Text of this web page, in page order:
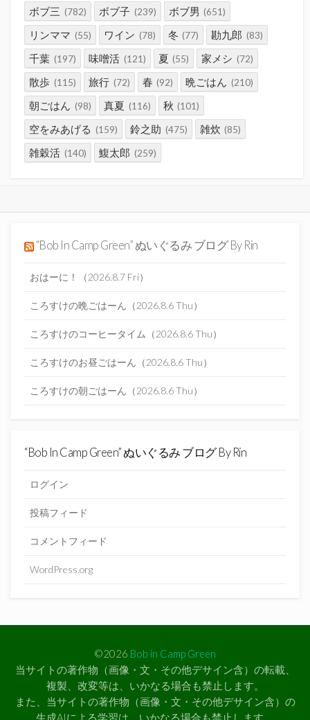
ボブ三 (782) ボブ子 (239) ボブ男 (651)
リンママ (55) ワイン (78) 冬 (77) 勘九郎 (83)
千葉 (197) 味噌活 (121) 夏 (55) 家メシ (72)
散歩 (115) 旅行 (72) 春 (92) 晩ごはん (210)
朝ごはん (98) 真夏 (116) 秋 (101)
空をみあげる (159) 鈴之助 (475) 雑炊 (85)
雑穀活 (140) 鰒太郎 (259)
“Bob In Camp Green” ぬいぐるみ ブログ By Rin
おはーに！（2026.8.7 Fri）
ころすけの晩ごはーん（2026.8.6 Thu）
ころすけのコーヒータイム（2026.8.6 Thu）
ころすけのお昼ごはーん（2026.8.6 Thu）
ころすけの朝ごはーん（2026.8.6 Thu）
“Bob In Camp Green” ぬいぐるみ ブログ By Rin
ログイン
投稿フィード
コメントフィード
WordPress.org
©2026 Bob in Camp Green
当サイトの著作物（画像・文・その他デサイン含）の転載、
複製、改変等は、いかなる場合も禁止します。
また、当サイトの著作物（画像・文・その他デサイン含）の
生成AIによる学習は、いかなる場合も禁止します。